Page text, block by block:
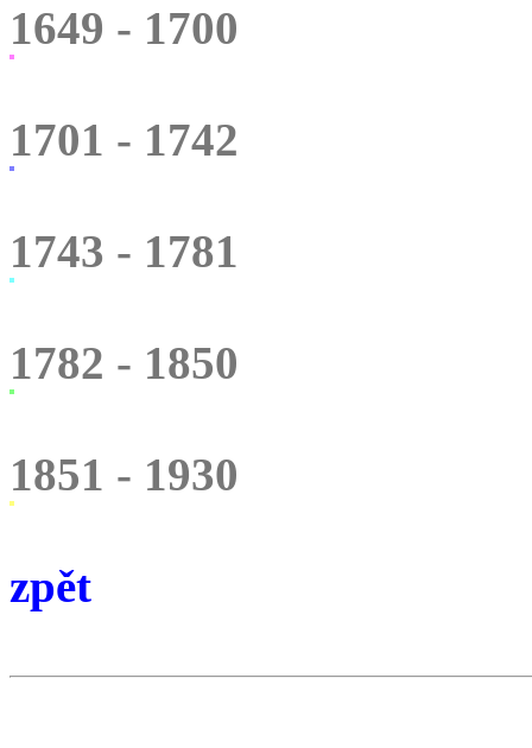
1649 - 1700
1701 - 1742
1743 - 1781
1782 - 1850
1851 - 1930
zpět